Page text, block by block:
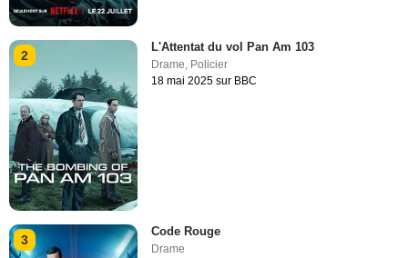
2
L'Attentat du vol Pan Am 103
Drame, Policier
18 mai 2025 sur BBC
3
Code Rouge
Drame